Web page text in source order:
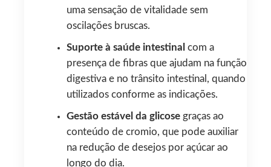
uma sensação de vitalidade sem
oscilações bruscas.
Suporte à saúde intestinal com a
presença de fibras que ajudam na função
digestiva e no trânsito intestinal, quando
utilizados conforme as indicações.
Gestão estável da glicosegraças ao
conteúdo de cromio, que pode auxiliar
na redução de desejos por açúcar ao
longo do dia.